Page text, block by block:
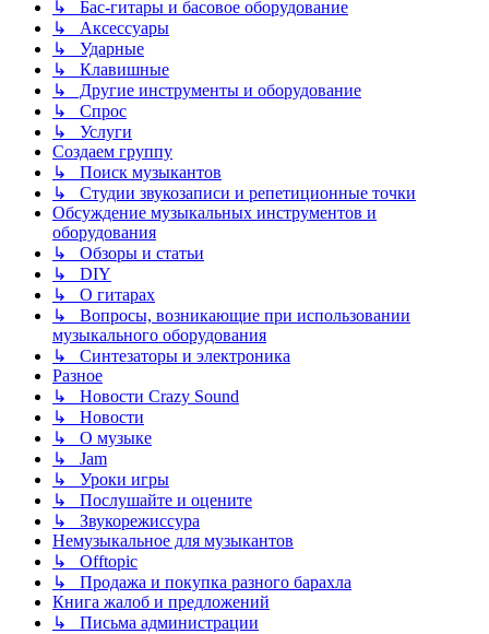
↳ Бас-гитары и басовое оборудование
↳ Аксессуары
↳ Ударные
↳ Клавишные
↳ Другие инструменты и оборудование
↳ Спрос
↳ Услуги
Создаем группу
↳ Поиск музыкантов
↳ Студии звукозаписи и репетиционные точки
Обсуждение музыкальных инструментов и
оборудования
↳ Обзоры и статьи
↳ DIY
↳ О гитарах
↳ Вопросы, возникающие при использовании
музыкального оборудования
↳ Синтезаторы и электроника
Разное
↳ Новости Crazy Sound
↳ Новости
↳ О музыке
↳ Jam
↳ Уроки игры
↳ Послушайте и оцените
↳ Звукорежиссура
Немузыкальное для музыкантов
↳ Offtopic
↳ Продажа и покупка разного барахла
Книга жалоб и предложений
↳ Письма администрации